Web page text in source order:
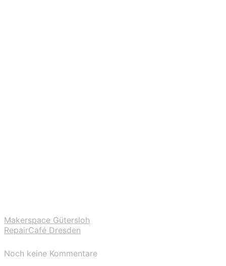
Makerspace Gütersloh
RepairCafé Dresden
Noch keine Kommentare